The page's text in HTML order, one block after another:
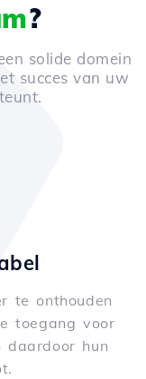
?
solide domein
succes van uw
te onthouden
toegang voor
daardoor hun